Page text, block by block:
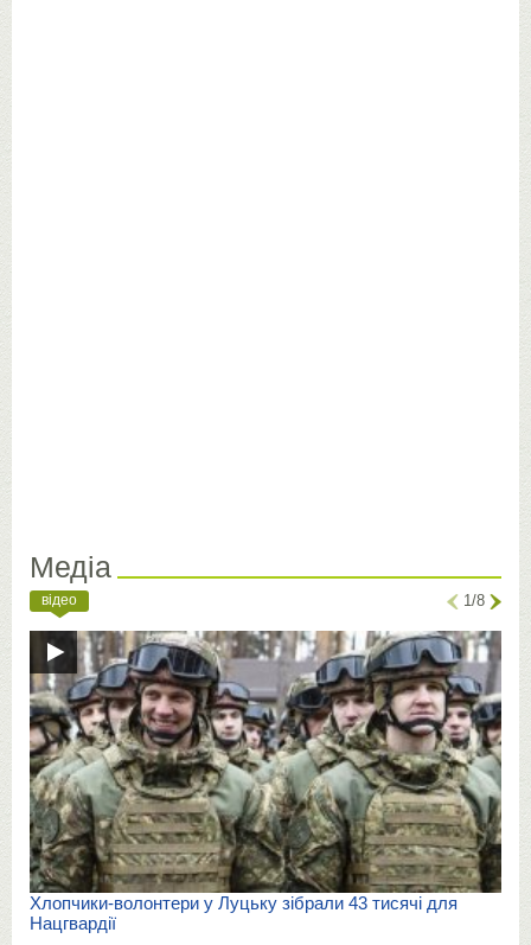
Медіа
відео 1/8
Хлопчики-волонтери у Луцьку зібрали 43 тисячі для
Нацгвардії